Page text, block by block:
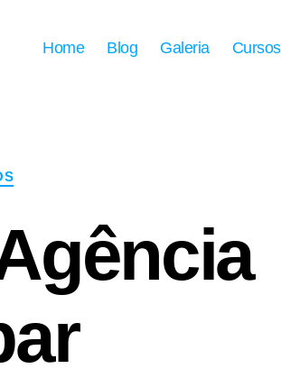
Home Blog Galeria Cursos